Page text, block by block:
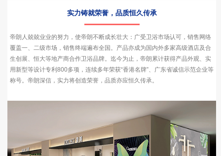
实力铸就荣誉，品质恒久传承
帝朗人兢兢业业的努力，使帝朗不断成长壮大：广受卫浴市场认可，销售网络
覆盖一、二级市场，销售终端遍布全国。产品亦成为国内外多家高级酒店及合
生创展、恒大等地产商合作卫浴品牌。迄今为止，帝朗累计获得产品外观、实
用新型等设计专利800多项，连续多年荣获“香港名牌”、广东省诚信示范企业等
称号。帝朗深信，实力将创造荣誉，品质亦应恒久传承。